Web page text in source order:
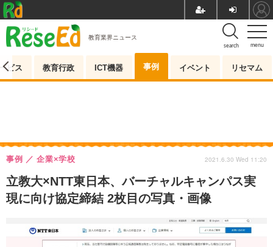
menu
search
教育業界ニュース
ビス 教育行政 ICT機器 事例 イベント リセマム
立教大×NTT東日本、バーチャルキャンパス実
現に向け協定締結 2枚目の写真・画像
事例 企業×学校 2021.6.30 Wed 11:20